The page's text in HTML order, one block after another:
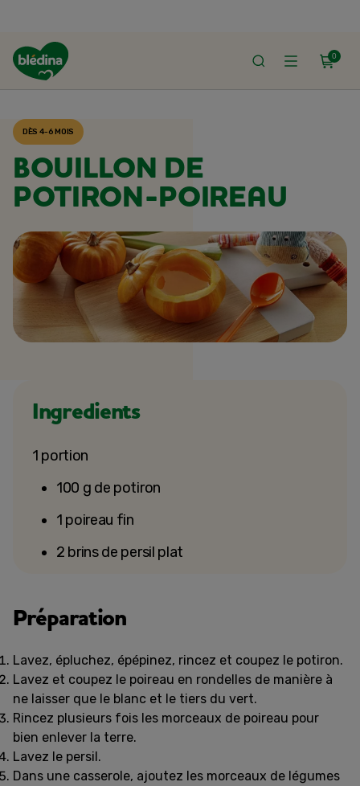
0
ACCUEIL
DÈS 4-6 MOIS
BOUILLON DE
POTIRON-POIREAU
Ingredients
1 portion
100 g de potiron
1 poireau fin
2 brins de persil plat
Préparation
Lavez, épluchez, épépinez, rincez et coupez le potiron.
Lavez et coupez le poireau en rondelles de manière à
ne laisser que le blanc et le tiers du vert.
Rincez plusieurs fois les morceaux de poireau pour
bien enlever la terre.
Lavez le persil.
Dans une casserole, ajoutez les morceaux de légumes